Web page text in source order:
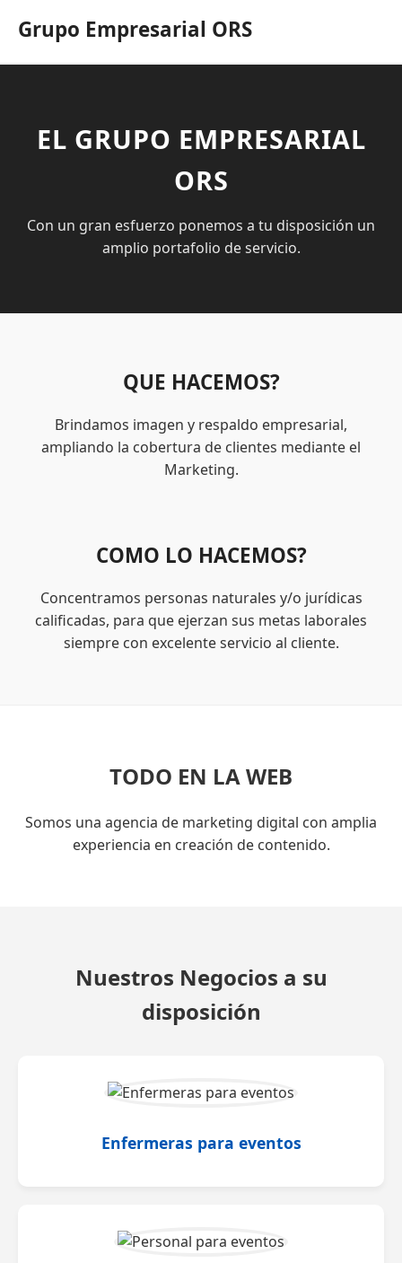
Grupo Empresarial ORS
EL GRUPO EMPRESARIAL
ORS
Con un gran esfuerzo ponemos a tu disposición un
amplio portafolio de servicio.
QUE HACEMOS?
Brindamos imagen y respaldo empresarial,
ampliando la cobertura de clientes mediante el
Marketing.
COMO LO HACEMOS?
Concentramos personas naturales y/o jurídicas
calificadas, para que ejerzan sus metas laborales
siempre con excelente servicio al cliente.
TODO EN LA WEB
Somos una agencia de marketing digital con amplia
experiencia en creación de contenido.
Nuestros Negocios a su
disposición
Enfermeras para eventos